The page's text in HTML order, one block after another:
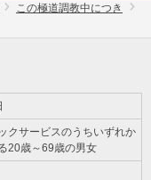
この極道調教中につき
クサービスのうちいずれか
20歳～69歳の男女